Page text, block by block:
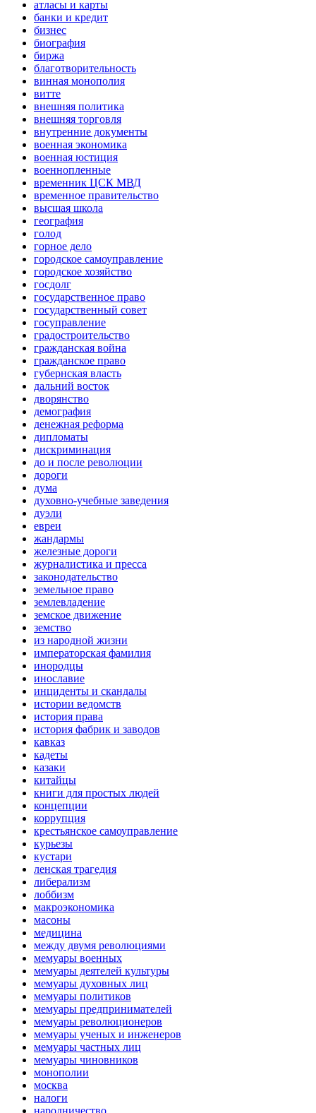
атласы и карты
банки и кредит
бизнес
биография
биржа
благотворительность
винная монополия
витте
внешняя политика
внешняя торговля
внутренние документы
военная экономика
военная юстиция
военнопленные
временник ЦСК МВД
временное правительство
высшая школа
география
голод
горное дело
городское самоуправление
городское хозяйство
госдолг
государственное право
государственный совет
госуправление
градостроительство
гражданская война
гражданское право
губернская власть
дальний восток
дворянство
демография
денежная реформа
дипломаты
дискриминация
до и после революции
дороги
дума
духовно-учебные заведения
дуэли
евреи
жандармы
железные дороги
журналистика и пресса
законодательство
земельное право
землевладение
земское движение
земство
из народной жизни
императорская фамилия
инородцы
инославие
инциденты и скандалы
истории ведомств
история права
история фабрик и заводов
кавказ
кадеты
казаки
китайцы
книги для простых людей
концепции
коррупция
крестьянское самоуправление
курьезы
кустари
ленская трагедия
либерализм
лоббизм
макроэкономика
масоны
медицина
между двумя революциями
мемуары военных
мемуары деятелей культуры
мемуары духовных лиц
мемуары политиков
мемуары предпринимателей
мемуары революционеров
мемуары ученых и инженеров
мемуары частных лиц
мемуары чиновников
монополии
москва
налоги